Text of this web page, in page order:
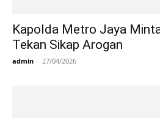
Kapolda Metro Jaya
Tekan Sikap Arogan
admin - 27/04/2026